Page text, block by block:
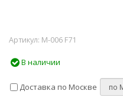
Артикул: M-006 F71
В наличии
Доставка по Москве